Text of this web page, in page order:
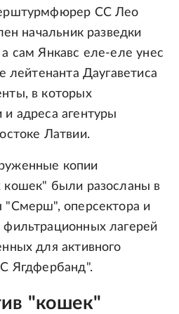
СС Лео
начальник разведки
сам Янкавс еле-еле унес
лейтенанта Даугаветиса
в которых
адреса агентуры
Латвии.
копии
кошек" были разосланы в
"Смерш", оперсектора и
лагерей
для активного
Ягдфербанд".
"кошек"